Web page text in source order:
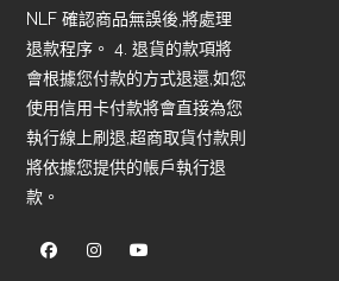
NLF 確認商品無誤後,將處理
退款程序。 4. 退貨的款項將
會根據您付款的方式退還,如您
使用信用卡付款將會直接為您
執行線上刷退,超商取貨付款則
將依據您提供的帳戶執行退
款。